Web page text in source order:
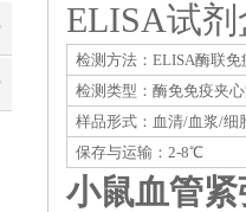
ELISA试
检测方法：ELISA酶联免
检测类型：酶免免疫夹
样品形式：血清/血浆/细
保存与运输：2-8℃
小鼠血管紧